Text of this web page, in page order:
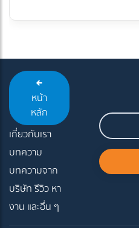
หน้า
หลัก
เกี่ยวกับเรา
บทความ
บทความจาก
บริษัท รีวิว หา
งาน และอื่น ๆ